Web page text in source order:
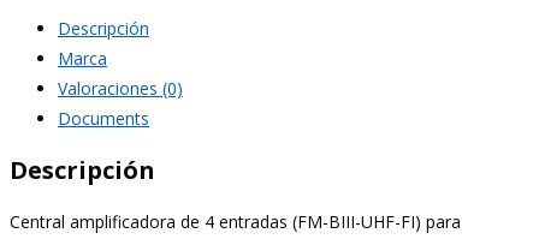
Descripción
Marca
Valoraciones (0)
Documents
Descripción
Central amplificadora de 4 entradas (FM-BIII-UHF-FI) para